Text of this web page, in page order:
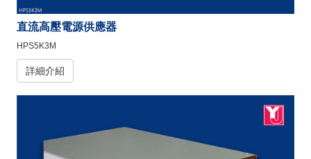
直流高壓電源供應器
HPS5K3M
詳細介紹